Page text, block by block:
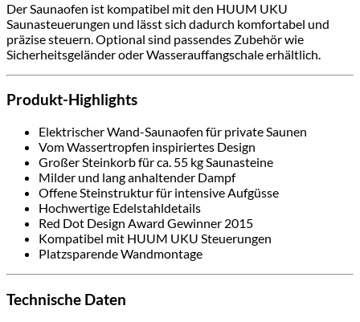
Der Saunaofen ist kompatibel mit den HUUM UKU
Saunasteuerungen und lässt sich dadurch komfortabel und
präzise steuern. Optional sind passendes Zubehör wie
Sicherheitsgeländer oder Wasserauffangschale erhältlich.
Produkt-Highlights
Elektrischer Wand-Saunaofen für private Saunen
Vom Wassertropfen inspiriertes Design
Großer Steinkorb für ca. 55 kg Saunasteine
Milder und lang anhaltender Dampf
Offene Steinstruktur für intensive Aufgüsse
Hochwertige Edelstahldetails
Red Dot Design Award Gewinner 2015
Kompatibel mit HUUM UKU Steuerungen
Platzsparende Wandmontage
Technische Daten